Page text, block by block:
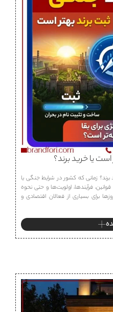
یا خرید برند؟
زمانی که کشور در شرایط جنگی یا
فرآیندها، اولویت‌ها و حتی نحوه
برای بسیاری از فعالان اقتصادی و